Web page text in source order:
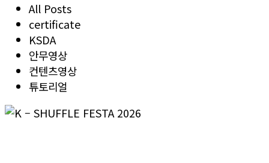
All Posts
certificate
KSDA
안무영상
컨텐츠영상
튜토리얼